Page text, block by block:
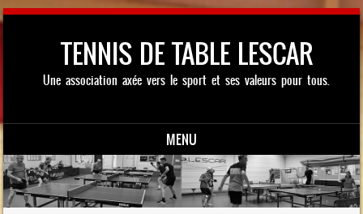
TENNIS DE TABLE LESCAR
Une association axée vers le sport et ses valeurs pour tous.
MENU
Skip to content